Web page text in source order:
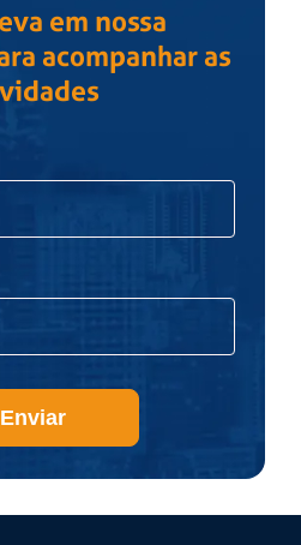
em nossa
acompanhar as
Enviar